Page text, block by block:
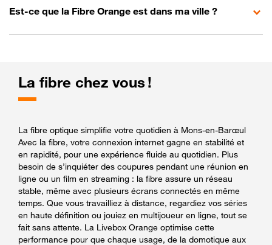
Est-ce que la Fibre Orange est dans ma ville ?
La fibre chez vous !
La fibre optique simplifie votre quotidien à Mons-en-Barœul
Avec la fibre, votre connexion internet gagne en stabilité et
en rapidité, pour une expérience fluide au quotidien. Plus
besoin de s’inquiéter des coupures pendant une réunion en
ligne ou un film en streaming : la fibre assure un réseau
stable, même avec plusieurs écrans connectés en même
temps. Que vous travailliez à distance, regardiez vos séries
en haute définition ou jouiez en multijoueur en ligne, tout se
fait sans attente. La Livebox Orange optimise cette
performance pour que chaque usage, de la domotique aux